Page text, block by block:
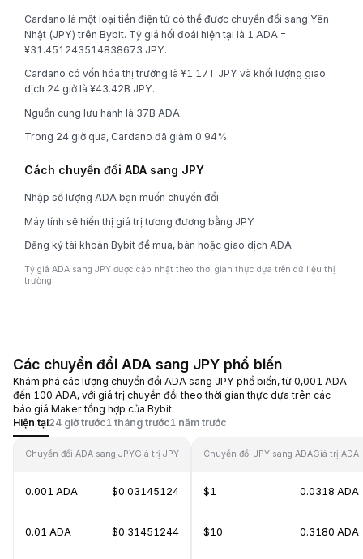
Cardano là một loại tiền điện tử có thể được chuyển đổi sang Yên
Nhật (JPY) trên Bybit. Tỷ giá hối đoái hiện tại là 1 ADA =
¥31.451243514838673 JPY.
Cardano có vốn hóa thị trường là ¥1.17T JPY và khối lượng giao
dịch 24 giờ là ¥43.42B JPY.
Nguồn cung lưu hành là 37B ADA.
Trong 24 giờ qua, Cardano đã giảm 0.94%.
Cách chuyển đổi ADA sang JPY
Nhập số lượng ADA bạn muốn chuyển đổi
Máy tính sẽ hiển thị giá trị tương đương bằng JPY
Đăng ký tài khoản Bybit để mua, bán hoặc giao dịch ADA
Tỷ giá ADA sang JPY được cập nhật theo thời gian thực dựa trên dữ liệu thị
trường.
Các chuyển đổi ADA sang JPY phổ biến
Khám phá các lượng chuyển đổi ADA sang JPY phổ biến, từ 0,001 ADA
đến 100 ADA, với giá trị chuyển đổi theo thời gian thực dựa trên các
báo giá Maker tổng hợp của Bybit.
Hiện tại24 giờ trước1 tháng trước1 năm trước
Chuyển đổi ADA sang JPYGiá trị JPY
0.001 ADA $0.03145124
0.01 ADA $0.31451244
Chuyển đổi JPY sang ADAGiá trị ADA
$1 0.0318 ADA
$10 0.3180 ADA